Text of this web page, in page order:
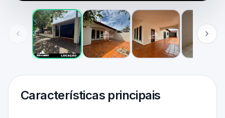
Características principais